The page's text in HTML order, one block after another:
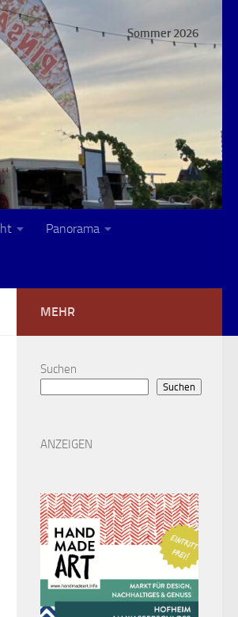
Sommer 2026
Panorama
MEHR
Suchen
Suchen
ANZEIGEN